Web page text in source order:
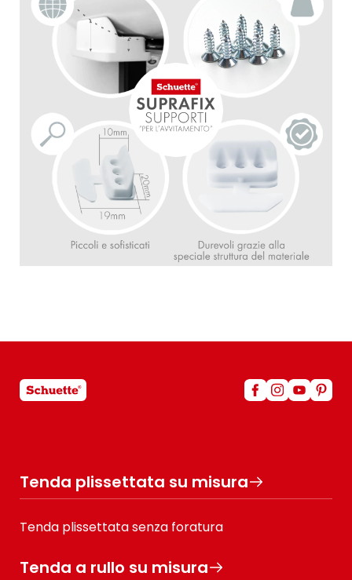
Tenda plissettata su misura
Tenda plissettata senza foratura
Tenda a rullo su misura